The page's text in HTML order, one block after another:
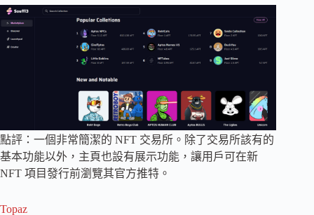
點評：一個非常簡潔的 NFT 交易所。除了交易所該有的
基本功能以外，主頁也設有展示功能，讓用戶可在新
NFT 項目發行前瀏覽其官方推特。
Topaz